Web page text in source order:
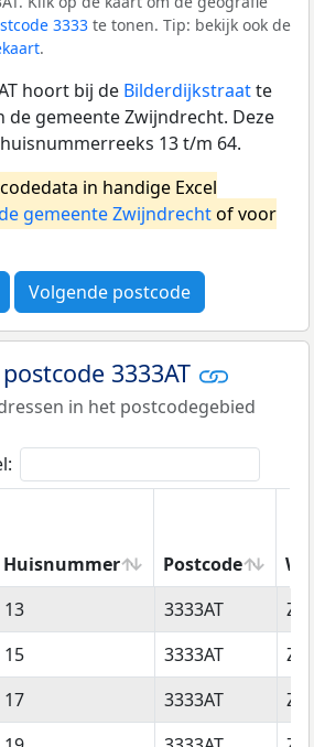
3333 te tonen. Tip: bekijk ook de
.
hoort bij de Bilderdijkstraatte
gemeente Zwijndrecht. Deze
13 t/m 64.
in handige Excel
gemeente Zwijndrechtof voor
Volgende postcode
3333AT
in het postcodegebied
Huisnummer Postcode
Huisnummer Postcode
13 3333AT
15 3333AT
17 3333AT